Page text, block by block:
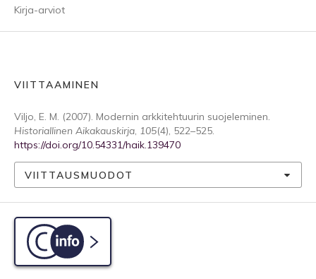
Kirja-arviot
VIITTAAMINEN
Viljo, E. M. (2007). Modernin arkkitehtuurin suojeleminen.
Historiallinen Aikakauskirja, 105(4), 522–525.
https://doi.org/10.54331/haik.139470
VIITTAUSMUODOT
C-info